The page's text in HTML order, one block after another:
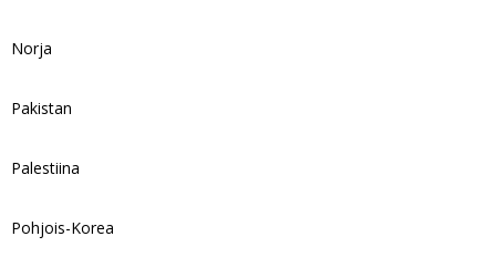
Norja
Pakistan
Palestiina
Pohjois-Korea